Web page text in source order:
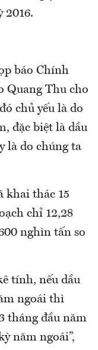
2016.
báo Chính
Quang Thu cho
chủ yếu là do
đặc biệt là dầu
là do chúng ta
khai thác 15
chỉ 12,28
nghìn tấn so
tính, nếu dầu
ngoái thì
tháng đầu năm
năm ngoái”,